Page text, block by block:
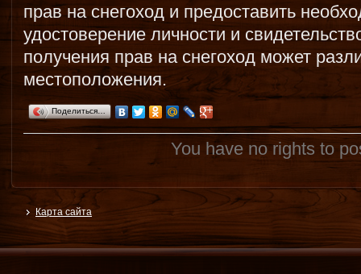
прав на снегоход и предоставить
удостоверение личности и
получения прав на снегоход может
местоположения.
Поделиться…
You have no rights to
Карта сайта